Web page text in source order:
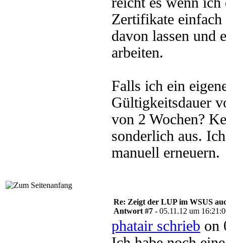
Zertifikate einfach
davon lassen und
arbeiten.
Falls ich ein
Gültigkeitsdauer
von 2 Wochen?
sonderlich aus.
manuell erneuern.
Re: Zeigt der LUP im WSUS
Antwort #7 - 05.11.12 um
phatair schrieb on